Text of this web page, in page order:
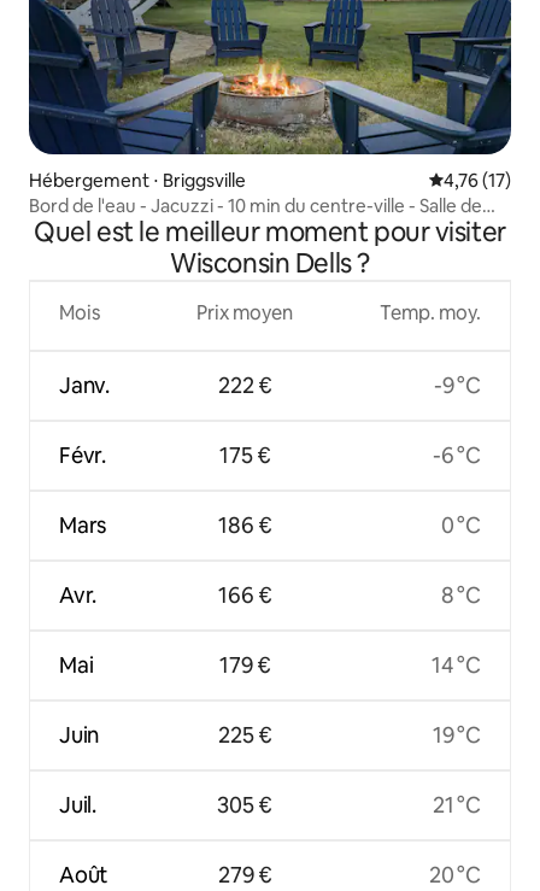
Hébergement ⋅ Briggsville Évaluation
4,76 (17)
Bord de l'eau - Jacuzzi - 10 min du centre-ville - Salle de
jeux
Quel est le meilleur moment pour visiter
Wisconsin Dells ?
Mois
Janv.
Févr.
Mars
Avr.
Mai
Juin
Juil.
Août
Prix moyen
222 €
175 €
186 €
166 €
179 €
225 €
305 €
279 €
Temp. moy.
-9 °C
-6 °C
0 °C
8 °C
14 °C
19 °C
21 °C
20 °C